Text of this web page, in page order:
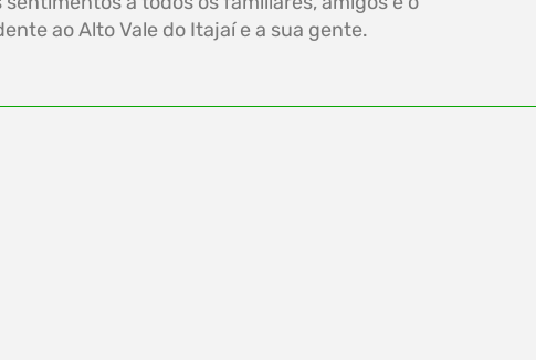
ao Alto Vale do Itajaí e a sua gente.